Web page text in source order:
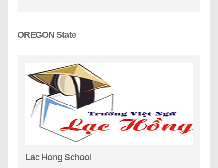
OREGON State
Lac Hong School